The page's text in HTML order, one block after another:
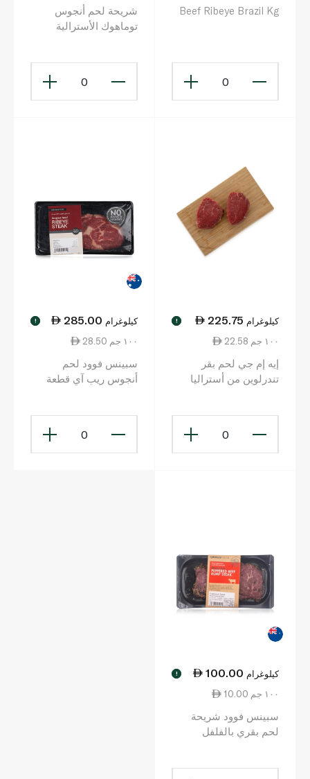
Beef Ribeye Brazil Kg
0
شريحة لحم أنجوس
توماهوك الأسترالية
0
225.75 كيلوغرام !
22.58 ١٠٠ جم
إيه إم جي لحم بقر
تندرلوين من أستراليا
0
285.00 كيلوغرام !
28.50 ١٠٠ جم
سبينس فوود لحم
أنجوس ريب آي قطعة
0
100.00 كيلوغرام !
10.00 ١٠٠ جم
سبينس فوود شريحة
لحم بقري بالفلفل